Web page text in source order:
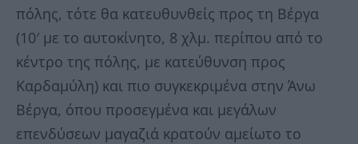
πόλης, τότε θα κατευθυνθείς προς τη Βέργα
(10′ με το αυτοκίνητο, 8 χλμ. περίπου από το
κέντρο της πόλης, με κατεύθυνση προς
Καρδαμύλη) και πιο συγκεκριμένα στην Άνω
Βέργα, όπου προσεγμένα και μεγάλων
επενδύσεων μαγαζιά κρατούν αμείωτο το